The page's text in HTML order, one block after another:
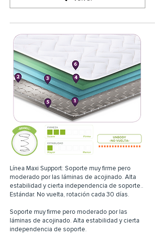
Línea Maxi Support: Soporte muy firme pero
moderado por las láminas de acojinado. Alta
estabilidad y cierta independencia de soporte..
Estándar. No vuelta, rotación cada 30 días.
Soporte muy firme pero moderado por las
láminas de acojinado. Alta estabilidad y cierta
independencia de soporte.